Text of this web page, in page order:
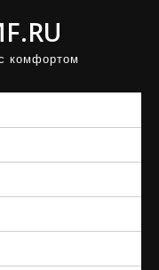
комфортом